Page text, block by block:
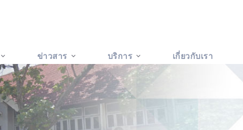
ข่าวสาร บริการ เกี่ยวกับเรา